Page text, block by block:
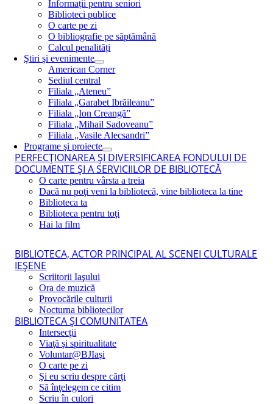
Informații pentru seniori
Biblioteci publice
O carte pe zi
O bibliografie pe săptămână
Calcul penalități
Ştiri şi evenimente
American Corner
Sediul central
Filiala „Ateneu”
Filiala „Garabet Ibrăileanu”
Filiala „Ion Creangă”
Filiala „Mihail Sadoveanu”
Filiala „Vasile Alecsandri”
Programe şi proiecte
PERFECŢIONAREA ŞI DIVERSIFICAREA FONDULUI DE
DOCUMENTE ŞI A SERVICIILOR DE BIBLIOTECĂ
O carte pentru vârsta a treia
Dacă nu poţi veni la bibliotecă, vine biblioteca la tine
Biblioteca ta
Biblioteca pentru toţi
Hai la film
BIBLIOTECA, ACTOR PRINCIPAL AL SCENEI CULTURALE
IEŞENE
Scriitorii Iaşului
Ora de muzică
Provocările culturii
Nocturna bibliotecilor
BIBLIOTECA ŞI COMUNITATEA
Intersecţii
Viaţă şi spiritualitate
Voluntar@BJIaşi
O carte pe zi
Şi eu scriu despre cărţi
Să înţelegem ce citim
Scriu în culori